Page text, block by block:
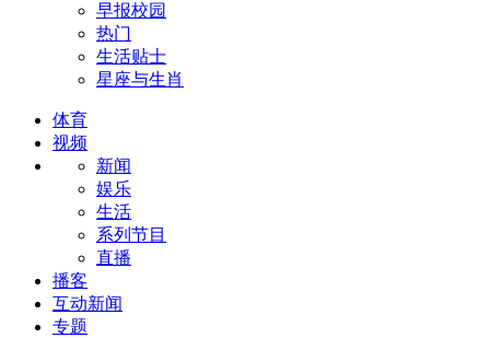
早报校园
热门
生活贴士
星座与生肖
体育
视频
新闻
娱乐
生活
系列节目
直播
播客
互动新闻
专题